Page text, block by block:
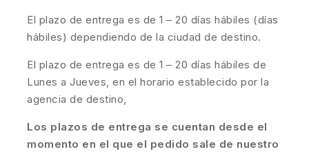
El plazo de entrega es de 1 – 20 días hábiles (días
hábiles) dependiendo de la ciudad de destino.
El plazo de entrega es de 1 – 20 días hábiles de
Lunes a Jueves, en el horario establecido por la
agencia de destino,
Los plazos de entrega se cuentan desde el
momento en el que el pedido sale de nuestro